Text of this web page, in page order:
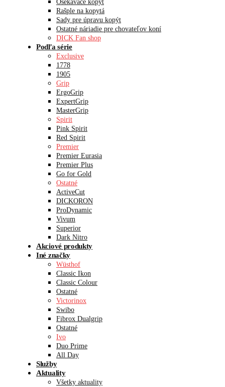
Osekávače kopýt
Rašple na kopytá
Sady pre úpravu kopýt
Ostatné náriadie pre chovateľov koní
DICK Fan shop
Podľa série
Exclusive
1778
1905
Grip
ErgoGrip
ExpertGrip
MasterGrip
Spirit
Pink Spirit
Red Spirit
Premier
Premier Eurasia
Premier Plus
Go for Gold
Ostatné
ActiveCut
DICKORON
ProDynamic
Vivum
Superior
Dark Nitro
Akciové produkty
Iné značky
Wüsthof
Classic Ikon
Classic Colour
Ostatné
Victorinox
Swibo
Fibrox Dualgrip
Ostatné
Ivo
Duo Prime
All Day
Služby
Aktuality
Všetky aktuality